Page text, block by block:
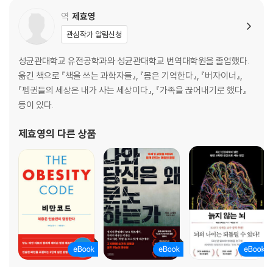
3부 세상은 박물관에서 태어난다
9. 아무도 모르는 생물은 이미 그곳에 있다
아홉 번째 천산갑을 찾아서
10. 영원한 소장, 영원한 발견
뿐이니까요”
에필로그: 나가시는 길은 이쪽입니다
역 제효영
관심작가 알림신청
성균관대학교 유전공학과와 성균관대학교 번역대학원을 졸업했다.
옮긴 책으로 『책을 쓰는 과학자들』, 『몸은 기억한다』, 『버자이너』,
『펭귄들의 세상은 내가 사는 세상이다』, 『가족을 끊어내기로 했다』
등이 있다.
제효영의 다른 상품